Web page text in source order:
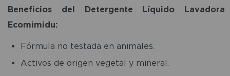
Beneficios del Detergente Líquido Lavadora
Ecomimidu:
Fórmula no testada en animales.
Activos de origen vegetal y mineral.